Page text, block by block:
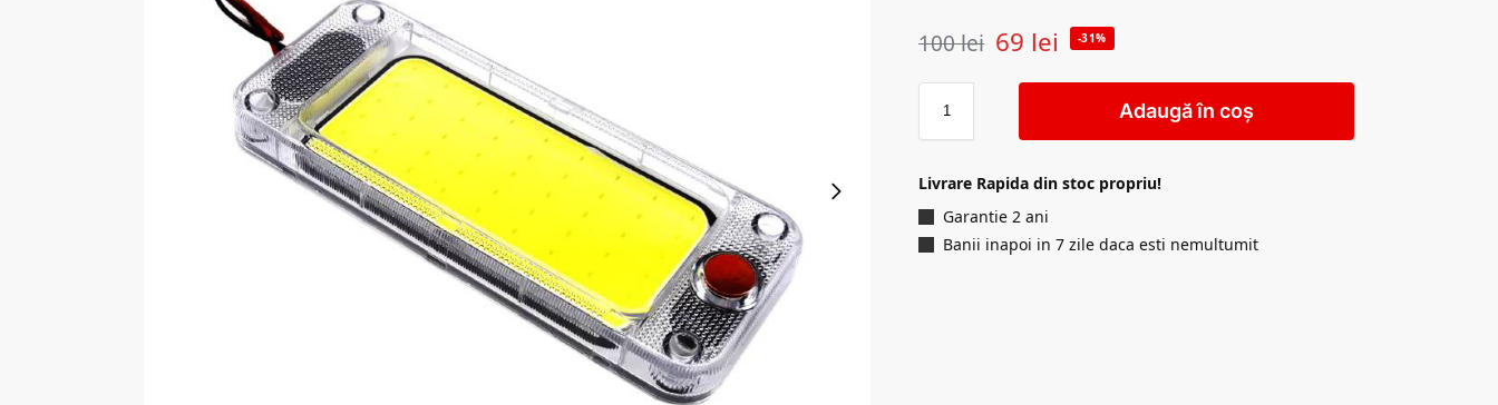
100lei 69 lei -31%
Adaugă în coș
Livrare Rapida din stoc propriu!
Garantie 2 ani
Banii inapoi in 7 zile daca esti nemultumit